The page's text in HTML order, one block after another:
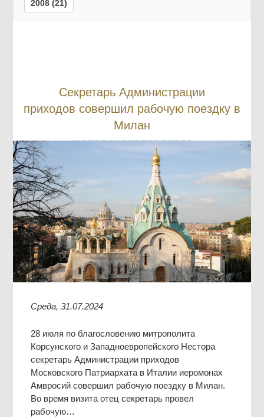
2008 (21)
Секретарь Администрации
приходов совершил рабочую поездку в
Милан
Среда, 31.07.2024
28 июля по благословению митрополита
Корсунского и Западноевропейского Нестора
секретарь Администрации приходов
Московского Патриархата в Италии иеромонах
Амвросий совершил рабочую поездку в Милан.
Во время визита отец секретарь провел
рабочую…